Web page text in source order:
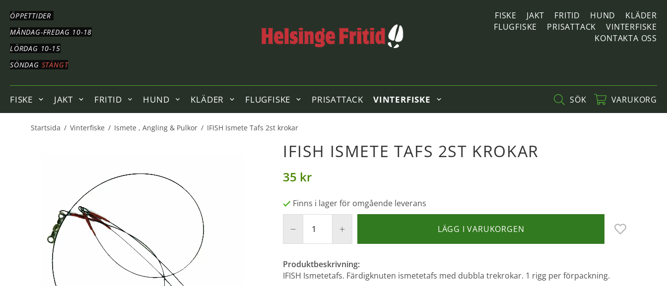
TILL
HUVUDNAVIGERINGHOPPA
TILL
HUVUDINNEHÅLLET
ÖPPETTIDER
MÅNDAG-FREDAG 10-18
LÖRDAG 10-15
SÖNDAG STÄNGT
FISKE JAKT FRITID HUND
KLÄDER
FLUGFISKE
PRISATTACK
VINTERFISKE
KONTAKTA OSS
FISKE JAKT FRITID HUND KLÄDER FLUGFISKE PRISATTACK VINTERFISKE SÖK VARUKORG
Startsida / Vinterfiske / Ismete , Angling & Pulkor / IFISH Ismete Tafs 2st krokar
IFISH ISMETE TAFS 2ST KROKAR
35 kr
Finns i lager för omgående leverans
LÄGG I VARUKORGEN
Produktbeskrivning:
IFISH Ismetetafs. Färdigknuten ismetetafs med dubbla trekrokar. 1 rigg per förpackning.